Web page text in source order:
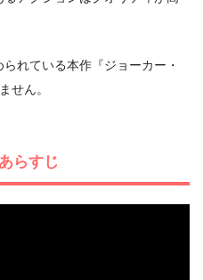
れている本作『ジョーカー・
せん。
らすじ